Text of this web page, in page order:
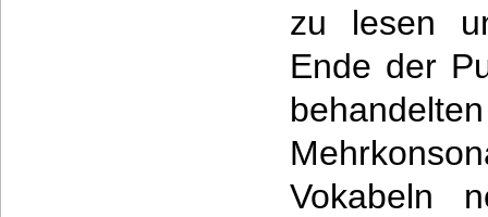
zu lesen
Ende der
behandelten
Vokabeln